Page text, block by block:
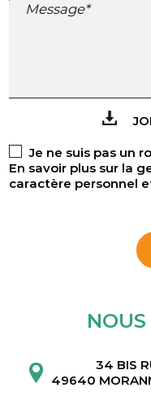
Message*
Je ne suis pas un
En savoir plus sur la
caractère personnel
34 BIS
49640